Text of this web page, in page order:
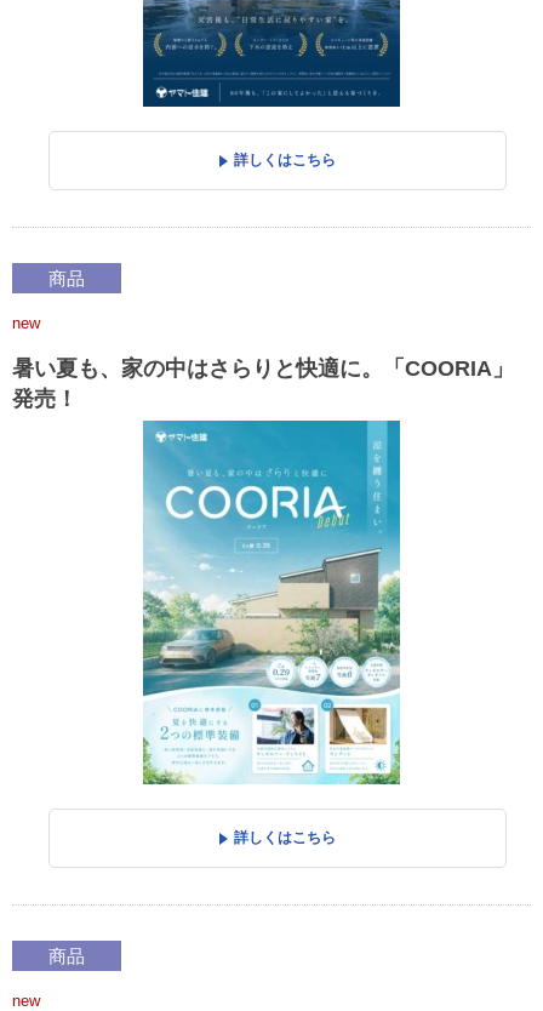
詳しくはこちら
商品
new
暑い夏も、家の中はさらりと快適に。「COORIA」
発売！
詳しくはこちら
商品
new